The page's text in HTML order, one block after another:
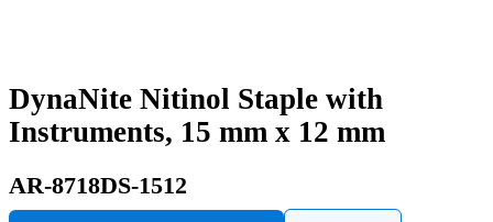
DynaNite Nitinol Staple with
Instruments, 15 mm x 12 mm
AR-8718DS-1512